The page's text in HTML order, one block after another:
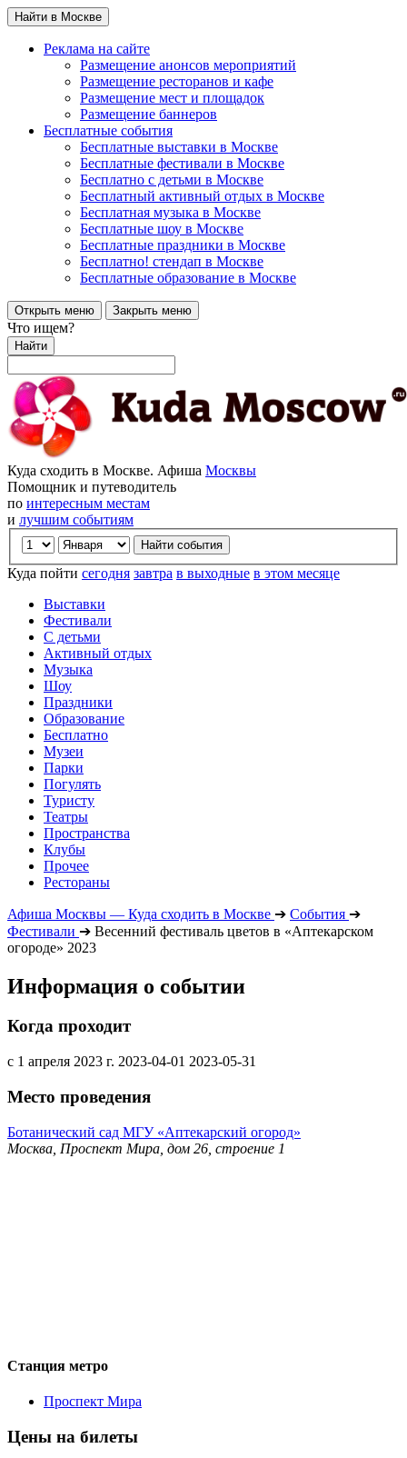
Найти в Москве
Реклама на сайте
Размещение анонсов мероприятий
Размещение ресторанов и кафе
Размещение мест и площадок
Размещение баннеров
Бесплатные события
Бесплатные выставки в Москве
Бесплатные фестивали в Москве
Бесплатно с детьми в Москве
Бесплатный активный отдых в Москве
Бесплатная музыка в Москве
Бесплатные шоу в Москве
Бесплатные праздники в Москве
Бесплатно! стендап в Москве
Бесплатные образование в Москве
Открыть меню Закрыть меню
Что ищем?
Найти
Куда сходить в Москве. Афиша Москвы
Помощник и путеводитель
по интересным местам
и лучшим событиям
Куда пойти сегодня завтра в выходные в этом месяце
Выставки
Фестивали
С детьми
Активный отдых
Музыка
Шоу
Праздники
Образование
Бесплатно
Музеи
Парки
Погулять
Туристу
Театры
Пространства
Клубы
Прочее
Рестораны
Афиша Москвы — Куда сходить в Москве ➔ События ➔
Фестивали ➔ Весенний фестиваль цветов в «Аптекарском
огороде» 2023
Информация о событии
Когда проходит
с 1 апреля 2023 г. 2023-04-01 2023-05-31
Место проведения
Ботанический сад МГУ «Аптекарский огород»
Москва, Проспект Мира, дом 26, строение 1
Станция метро
Проспект Мира
Цены на билеты